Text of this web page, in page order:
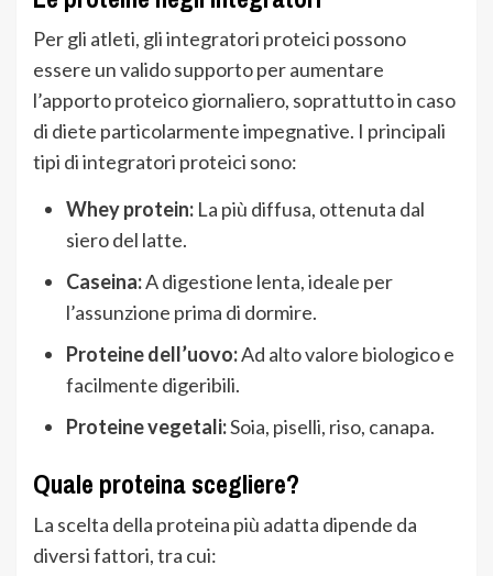
Per gli atleti, gli integratori proteici possono
essere un valido supporto per aumentare
l’apporto proteico giornaliero, soprattutto in caso
di diete particolarmente impegnative. I principali
tipi di integratori proteici sono:
Whey protein: La più diffusa, ottenuta dal
siero del latte.
Caseina:A digestione lenta, ideale per
l’assunzione prima di dormire.
Proteine dell’uovo:Ad alto valore biologico e
facilmente digeribili.
Proteine vegetali:Soia, piselli, riso, canapa.
Quale proteina scegliere?
La scelta della proteina più adatta dipende da
diversi fattori, tra cui: